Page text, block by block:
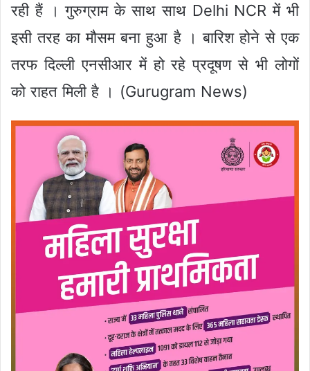
रही हैं । गुरुग्राम के साथ साथ Delhi NCR में भी
इसी तरह का मौसम बना हुआ है । बारिश होने से एक
तरफ दिल्ली एनसीआर में हो रहे प्रदूषण से भी लोगों
को राहत मिली है । (Gurugram News)